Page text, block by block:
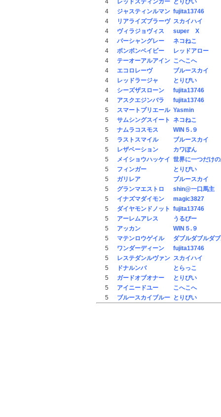
4
レッドスティンガー とりぴい
4
ジャスティンルマン fujita13746
4
リアライズブラーヴ スカイハイ
4
ヴィラジョヴィス
super X
4
パーシャングレー
ネコねこ
4
ボンボンベイビー
レッドアロー
4
テーオーアルアイン こへこへ
4
エコロレーヴ
ブルースカイ
4
レッドラージャ
とりぴい
4
シーズザスローン
fujita13746
4
アスクエジンバラ
fujita13746
5
スマートプリエール Yasmin
5
サムシングスイート ネコねこ
5
ナムラコスモス
WIN５.９
5
ラストスマイル
ブルースカイ
5
レザベーション
カワぽん
5
メイショウハッケイ 世界に一つだけ
5
フィンガー
とりぴい
5
ガリレア
ブルースカイ
5
グランマエストロ
shin@一口馬主
5
イナズマダイモン
magic3827
5
ダイヤモンドノット fujita13746
5
アーレムアレス
うるぴー
5
アッカン
WIN５.９
5
マテンロウゲイル
ダブルダブルダ
5
ワンダーディーン
fujita13746
5
レステダンルヴァン スカイハイ
5
ドナルンバ
とらっこ
5
ガードオブオナー
とりぴい
5
アイニードユー
こへこへ
5
ブルースカイブルー とりぴい